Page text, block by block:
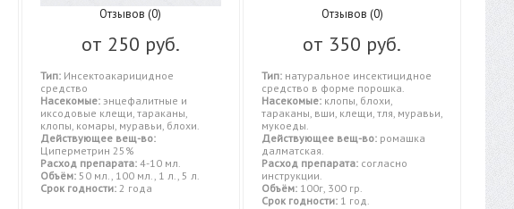
Отзывов (0)
от 250 руб.
Тип:Инсектоакарицидное
средство
Насекомые:энцефалитные и
иксодовые клещи, тараканы,
клопы, комары, муравьи, блохи.
Действующее вещ-во:
Циперметрин 25%
Расход препарата:4-10 мл.
Объём:50 мл., 100 мл., 1 л., 5 л.
Срок годности:2 года
Отзывов (0)
от 350 руб.
Тип: натуральное инсектицидное
средство в форме порошка.
Насекомые: клопы, блохи,
тараканы, вши, клещи, тля, муравьи,
мукоеды.
Действующее вещ-во: ромашка
далматская.
Расход препарата: согласно
инструкции.
Объём: 100г, 300 гр.
Срок годности: 1 год.